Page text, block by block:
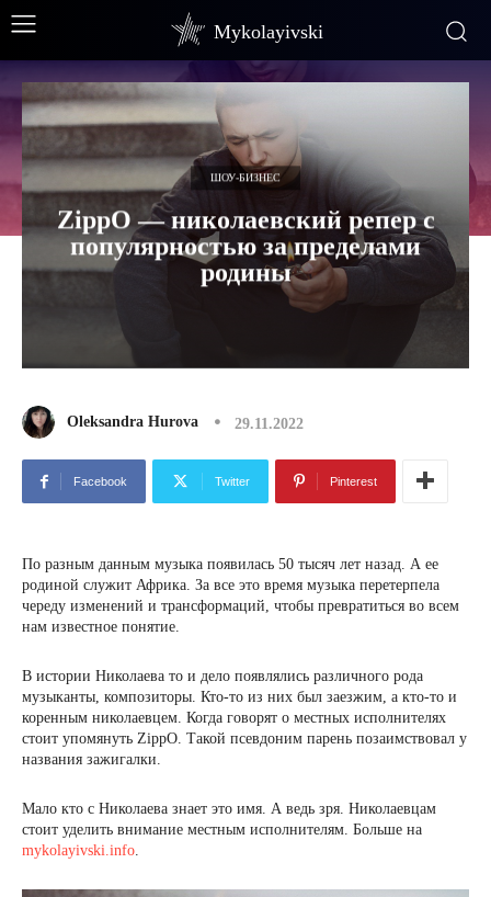
Mykolayivski
ШОУ-БИЗНЕС
ZippO — николаевский репер с
популярностью за пределами
родины
Oleksandra Hurova 29.11.2022
Facebook Twitter Pinterest
По разным данным музыка появилась 50 тысяч лет назад. А ее
родиной служит Африка. За все это время музыка перетерпела
череду изменений и трансформаций, чтобы превратиться во всем
нам известное понятие.
В истории Николаева то и дело появлялись различного рода
музыканты, композиторы. Кто-то из них был заезжим, а кто-то и
коренным николаевцем. Когда говорят о местных исполнителях
стоит упомянуть ZippO. Такой псевдоним парень позаимствовал у
названия зажигалки.
Мало кто с Николаева знает это имя. А ведь зря. Николаевцам
стоит уделить внимание местным исполнителям. Больше на
mykolayivski.info